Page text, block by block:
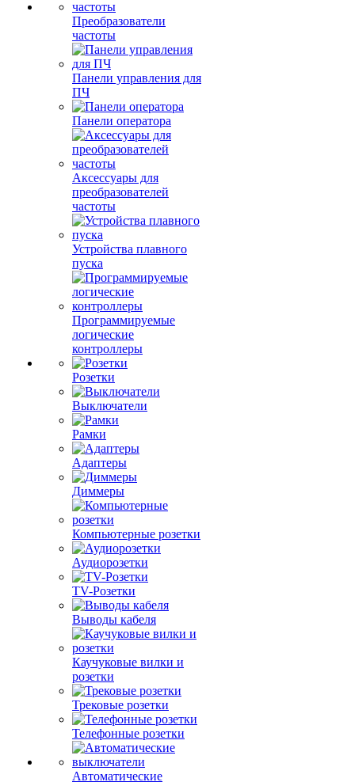
Преобразователи
частоты
Панели управления для
ПЧ
Панели оператора
Аксессуары для
преобразователей
частоты
Устройства плавного
пуска
Программируемые
логические
контроллеры
Розетки
Выключатели
Рамки
Адаптеры
Диммеры
Компьютерные розетки
Аудиорозетки
TV-Розетки
Выводы кабеля
Каучуковые вилки и
розетки
Трековые розетки
Телефонные розетки
Автоматические